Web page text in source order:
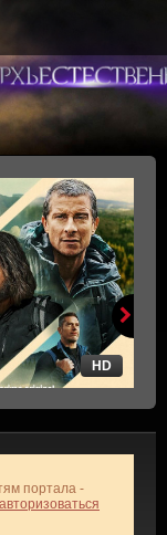
HD
портала -
авторизоваться